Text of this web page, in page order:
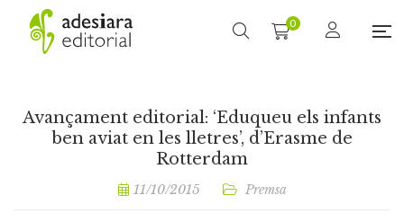
0
Avançament editorial: ‘Eduqueu els infants
ben aviat en les lletres’, d’Erasme de
Rotterdam
11/10/2015 Premsa